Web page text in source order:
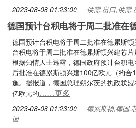
2023-08-08 01:23:00 供需,出口,供需,
德国预计台积电将于周二批准在
德国预计台积电将于周二批准在德累斯
台积电将于周二批准在德累斯顿兴建芯片
根据知情人士透露，德国政府预计台积
后批准在德累斯顿兴建100亿欧元（约合
施。据报道，德国总理朔尔茨的执政联
亿欧元的……更多
2023-08-08 01:23:00
德累斯顿,德国,
国